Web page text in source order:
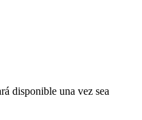
disponible una vez sea